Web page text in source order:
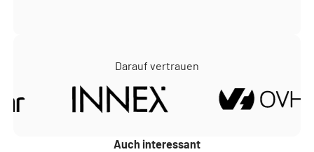
Darauf vertrauen
Auch interessant